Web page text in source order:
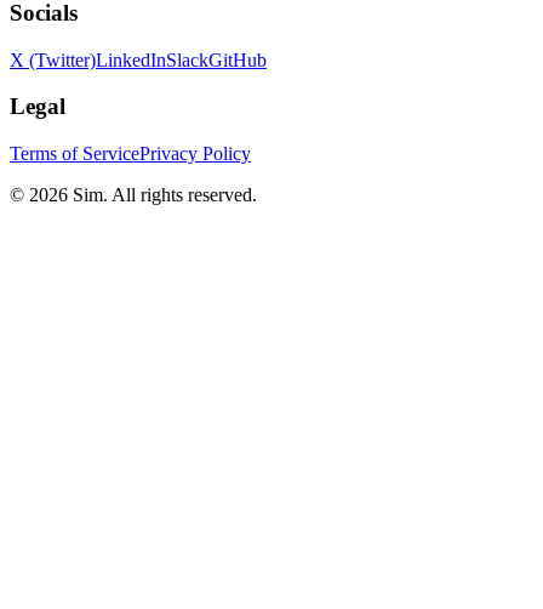
Socials
X (Twitter)LinkedInSlackGitHub
Legal
Terms of ServicePrivacy Policy
© 2026 Sim. All rights reserved.